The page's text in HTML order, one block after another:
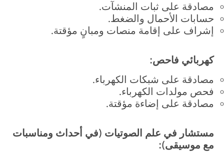
مصادقة على ثبات المنشآت.
حسابات الأحمال والضغط.
إشراف على إقامة منصات ومبانٍ مؤقتة.
كهربائي فاحص:
مصادقة على شبكات الكهرباء.
فحص مولدات الكهرباء.
مصادقة على إضاءة مؤقتة.
مستشار في علم الصوتيات (في أحداث ومناسبات
مع موسيقى):